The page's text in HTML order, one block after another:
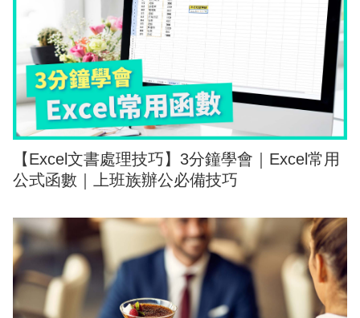
【Excel文書處理技巧】3分鐘學會｜Excel常用
公式函數｜上班族辦公必備技巧